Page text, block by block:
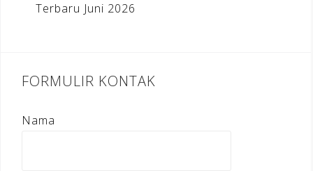
Terbaru Juni 2026
FORMULIR KONTAK
Nama